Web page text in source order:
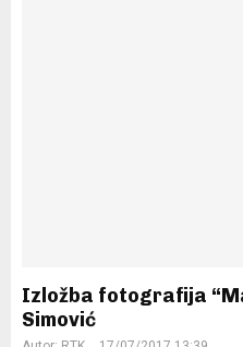
Izložba fotografija
Simović